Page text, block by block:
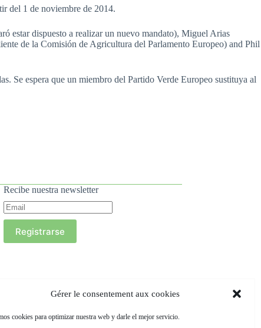
Gérer le consentement aux cookies
cookies para optimizar nuestra web y darle el mejor servicio.
del 1 de noviembre de 2014.
estar dispuesto a realizar un nuevo mandato), Miguel Arias
de la Comisión de Agricultura del Parlamento Europeo) and Phil
Se espera que un miembro del Partido Verde Europeo sustituya al
Recibe nuestra newsletter
Registrarse